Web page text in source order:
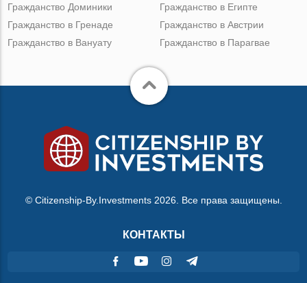
Гражданство Доминики
Гражданство в Гренаде
Гражданство в Вануату
Гражданство в Египте
Гражданство в Австрии
Гражданство в Парагвае
© Citizenship-By.Investments 2026. Все права защищены.
КОНТАКТЫ